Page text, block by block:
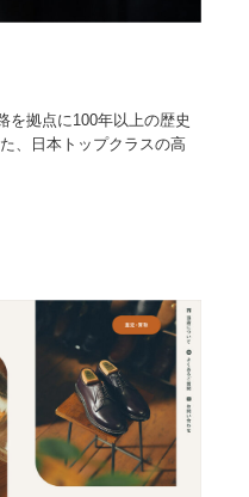
を拠点に100年以上の歴史
、日本トップクラスの高